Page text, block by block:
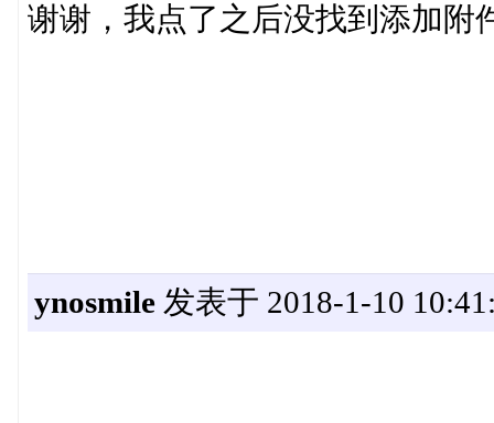
谢谢，我点了之后没找到添加附
ynosmile发表于 2018-1-10